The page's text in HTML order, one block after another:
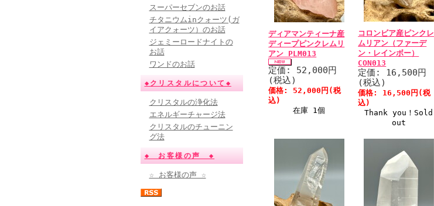
スーパーセブンのお話
チタニウムinクォーツ(ガ
イアクォーツ）のお話
ジェミーロードナイトの
お話
ワンドのお話
◆クリスタルについて◆
クリスタルの浄化法
エネルギーチャージ法
クリスタルのチューニン
グ法
◆ お客様の声 ◆
☆ お客様の声 ☆
ディアマンティーナ産
ディープピンクレムリ
アン PLM013
定価: 52,000円
(税込)
価格: 52,000円(税
込)
在庫 1個
コロンビア産ピンクレ
ムリアン（ファーデ
ン・レインボー）
CON013
定価: 16,500円
(税込)
価格: 16,500円(税
込)
Thank you！Sold
out